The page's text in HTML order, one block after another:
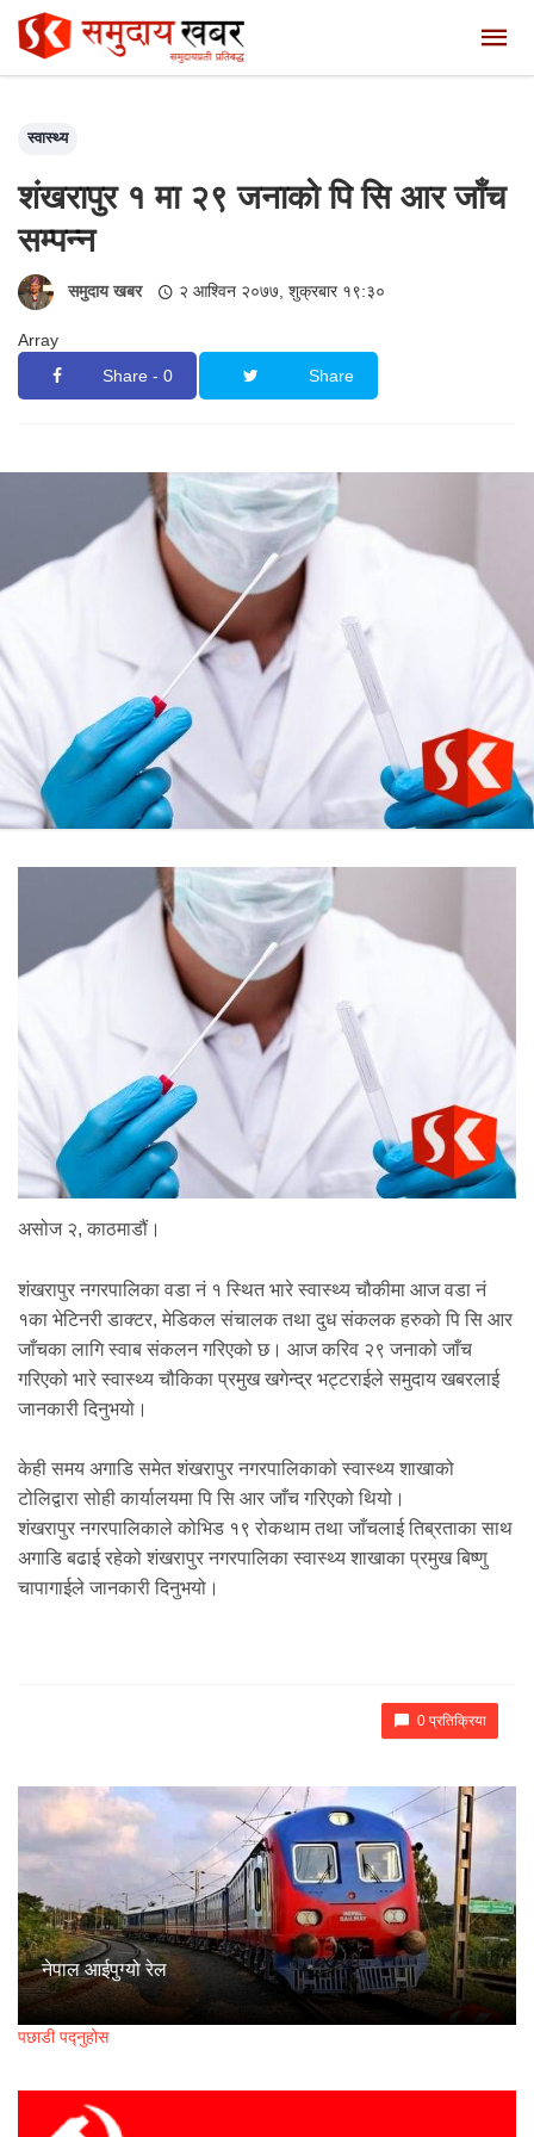
स्वास्थ्य
शंखरापुर १ मा २९ जनाको पि सि आर जाँच
सम्पन्न
समुदाय खबर २ आश्विन २०७७, शुक्रबार १९:३०
Array
Share - 0
Share
असोज २, काठमाडौं।
शंखरापुर नगरपालिका वडा नं १ स्थित भारे स्वास्थ्य चौकीमा आज वडा नं
१का भेटिनरी डाक्टर, मेडिकल संचालक तथा दुध संकलक हरुको पि सि आर
जाँचका लागि स्वाब संकलन गरिएको छ। आज करिव २९ जनाको जाँच
गरिएको भारे स्वास्थ्य चौकिका प्रमुख खगेन्द्र भट्टराईले समुदाय खबरलाई
जानकारी दिनुभयो।
केही समय अगाडि समेत शंखरापुर नगरपालिकाको स्वास्थ्य शाखाको
टोलिद्वारा सोही कार्यालयमा पि सि आर जाँच गरिएको थियो।
शंखरापुर नगरपालिकाले कोभिड १९ रोकथाम तथा जाँचलाई तिब्रताका साथ
अगाडि बढाई रहेको शंखरापुर नगरपालिका स्वास्थ्य शाखाका प्रमुख बिष्णु
चापागाईले जानकारी दिनुभयो।
0 प्रतिक्रिया
नेपाल आईपुग्यो रेल
पछाडी पद्नुहोस